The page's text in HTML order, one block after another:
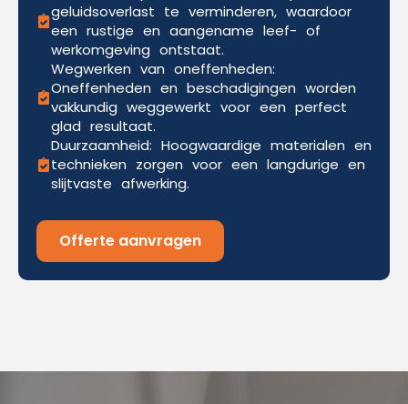
geluidsoverlast te verminderen, waardoor
een rustige en aangename leef- of
werkomgeving ontstaat.
Wegwerken van oneffenheden:
Oneffenheden en beschadigingen worden
vakkundig weggewerkt voor een perfect
glad resultaat.
Duurzaamheid: Hoogwaardige materialen en
technieken zorgen voor een langdurige en
slijtvaste afwerking.
Offerte aanvragen